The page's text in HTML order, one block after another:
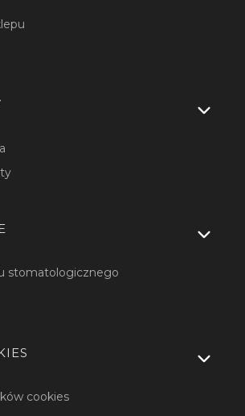
stomatologicznego
cookies